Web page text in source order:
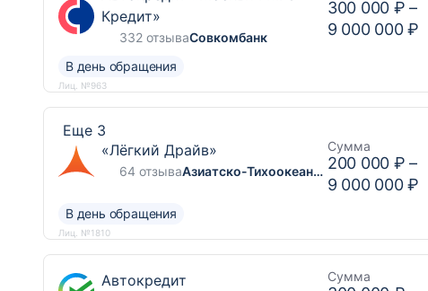
Кредит»
332 отзываСовкомбанк
300 000 ₽ –
9 000 000 ₽
В день обращения
Лиц. №963
Еще 3
«Лёгкий Драйв»
64 отзыва Азиатско-Тихоокеанский Банк
Сумма
200 000 ₽ –
9 000 000 ₽
В день обращения
Лиц. №1810
Автокредит Сумма